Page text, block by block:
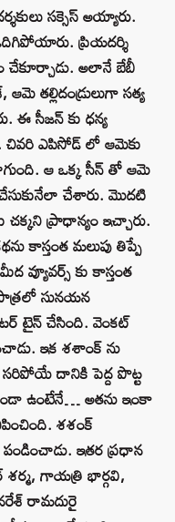
సక్సెస్ అయ్యారు.
ప్రియదర్శి
చేకూర్చాడు. అలానే బేబీ
తల్లిదండ్రులుగా సత్య
ఈ సీజన్ కు ధన్య
చివరి ఎపిసోడ్ లో ఆమెకు
ఆ ఒక్క సీన్ తో ఆమె
చేశారు. మొదటి
ప్రాధాన్యం ఇచ్చారు.
కాస్తంత మలుపు తిప్పే
వ్యూవర్స్ కు కాస్తంత
సునయన
టైన్ చేసింది. వెంకట్
ఇక శశాంక్ ను
దానికి పెద్ద పొట్ట
ఉంటేనే… అతను ఇంకా
శశంక్
ఇతర ప్రధాన
గాయత్రి భార్గవి,
రామదురై